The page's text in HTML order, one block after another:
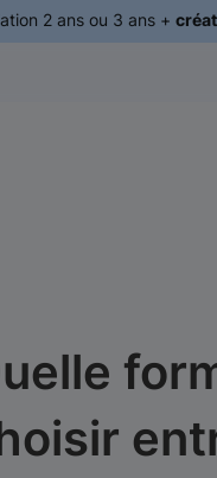
2 ans ou 3 ans +